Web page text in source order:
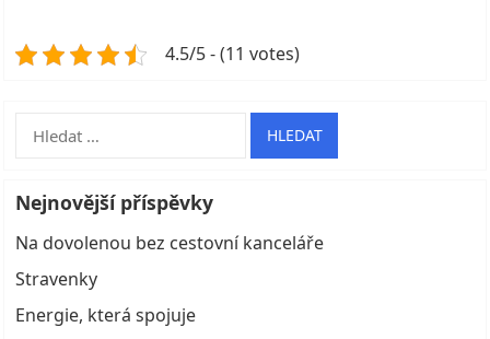
4.5/5 - (11 votes)
Vyhledávání
Nejnovější příspěvky
Na dovolenou bez cestovní kanceláře
Stravenky
Energie, která spojuje